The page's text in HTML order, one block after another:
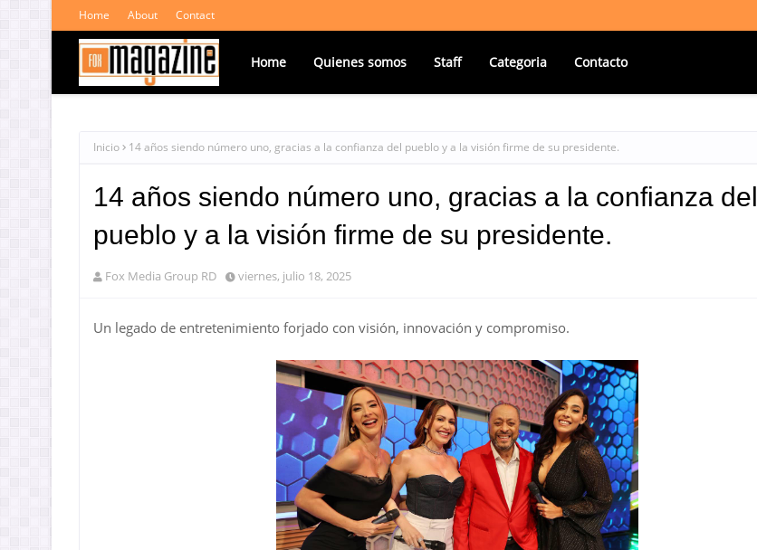
Home About Contact
Home Quienes somos Staff Categoria Contacto
Inicio 14 años siendo número uno, gracias a la confianza del pueblo y a la visión firme de su presidente.
14 años siendo número uno, gracias a la confianza del
pueblo y a la visión firme de su presidente.
Fox Media Group RD viernes, julio 18, 2025
Un legado de entretenimiento forjado con visión, innovación y compromiso.